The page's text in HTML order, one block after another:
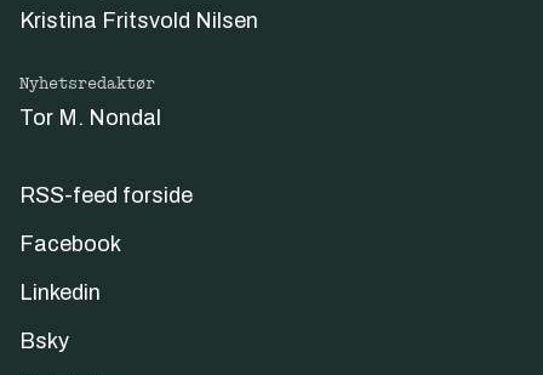
Kristina Fritsvold Nilsen
Nyhetsredaktør
Tor M. Nondal
RSS-feed forside
Facebook
Linkedin
Bsky